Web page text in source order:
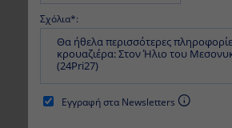
Σχόλια*:
Εγγραφή στα Newsletters